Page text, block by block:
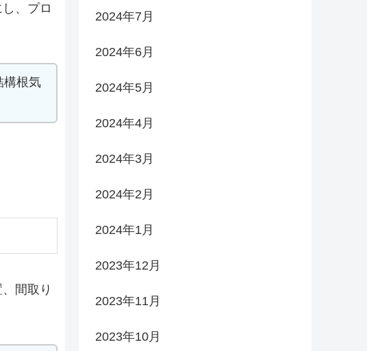
、プロ
構根気
間取り
2024年7月
2024年6月
2024年5月
2024年4月
2024年3月
2024年2月
2024年1月
2023年12月
2023年11月
2023年10月